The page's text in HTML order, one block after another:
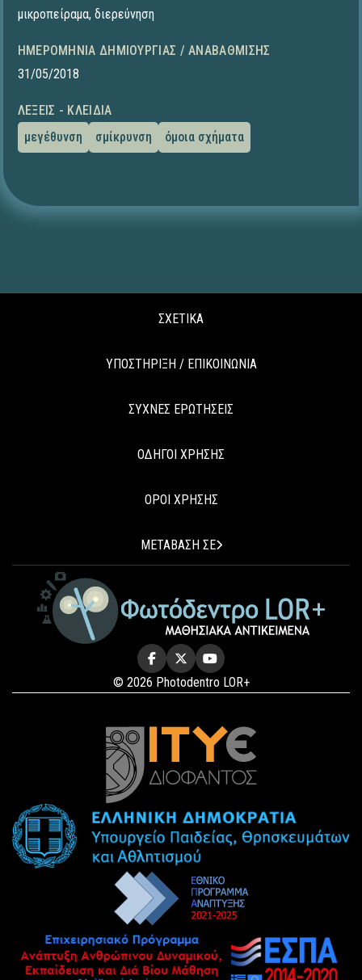
μικροπείραμα, διερεύνηση
ΗΜΕΡΟΜΗΝΊΑ ΔΗΜΙΟΥΡΓΊΑΣ / ΑΝΑΒΆΘΜΙΣΗΣ
31/05/2018
ΛΈΞΕΙΣ - ΚΛΕΙΔΙΆ
μεγέθυνση
σμίκρυνση όμοια σχήματα
ΣΧΕΤΙΚΑ
ΥΠΟΣΤΗΡΙΞΗ / ΕΠΙΚΟΙΝΩΝΙΑ
ΣΥΧΝΕΣ ΕΡΩΤΗΣΕΙΣ
ΟΔΗΓΟΙ ΧΡΗΣΗΣ
ΟΡΟΙ ΧΡΗΣΗΣ
ΜΕΤΑΒΑΣΗ ΣΕ
© 2026 Photodentro LOR+